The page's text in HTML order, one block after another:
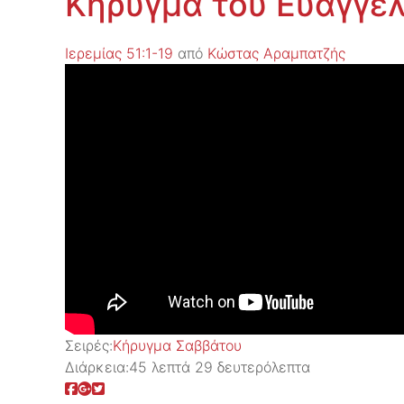
Ιερεμίας 51:1-19 από Κώστας Αραμπατζής
Σειρές:Kήρυγμα Σαββάτου
Διάρκεια:45 λεπτά 29 δευτερόλεπτα